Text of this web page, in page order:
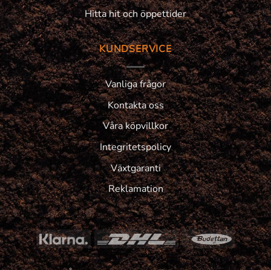
Hitta hit och öppettider
KUNDSERVICE
Vanliga frågor
Kontakta oss
Våra köpvillkor
Integritetspolicy
Växtgaranti
Reklamation